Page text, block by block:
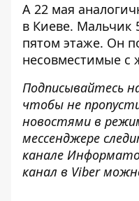
А 22 мая
в Киеве. Мальчик
пятом этаже. Он
несовместимые с
Подписывайтесь
чтобы не
новостями в
мессенджере
канале
канал в Viber